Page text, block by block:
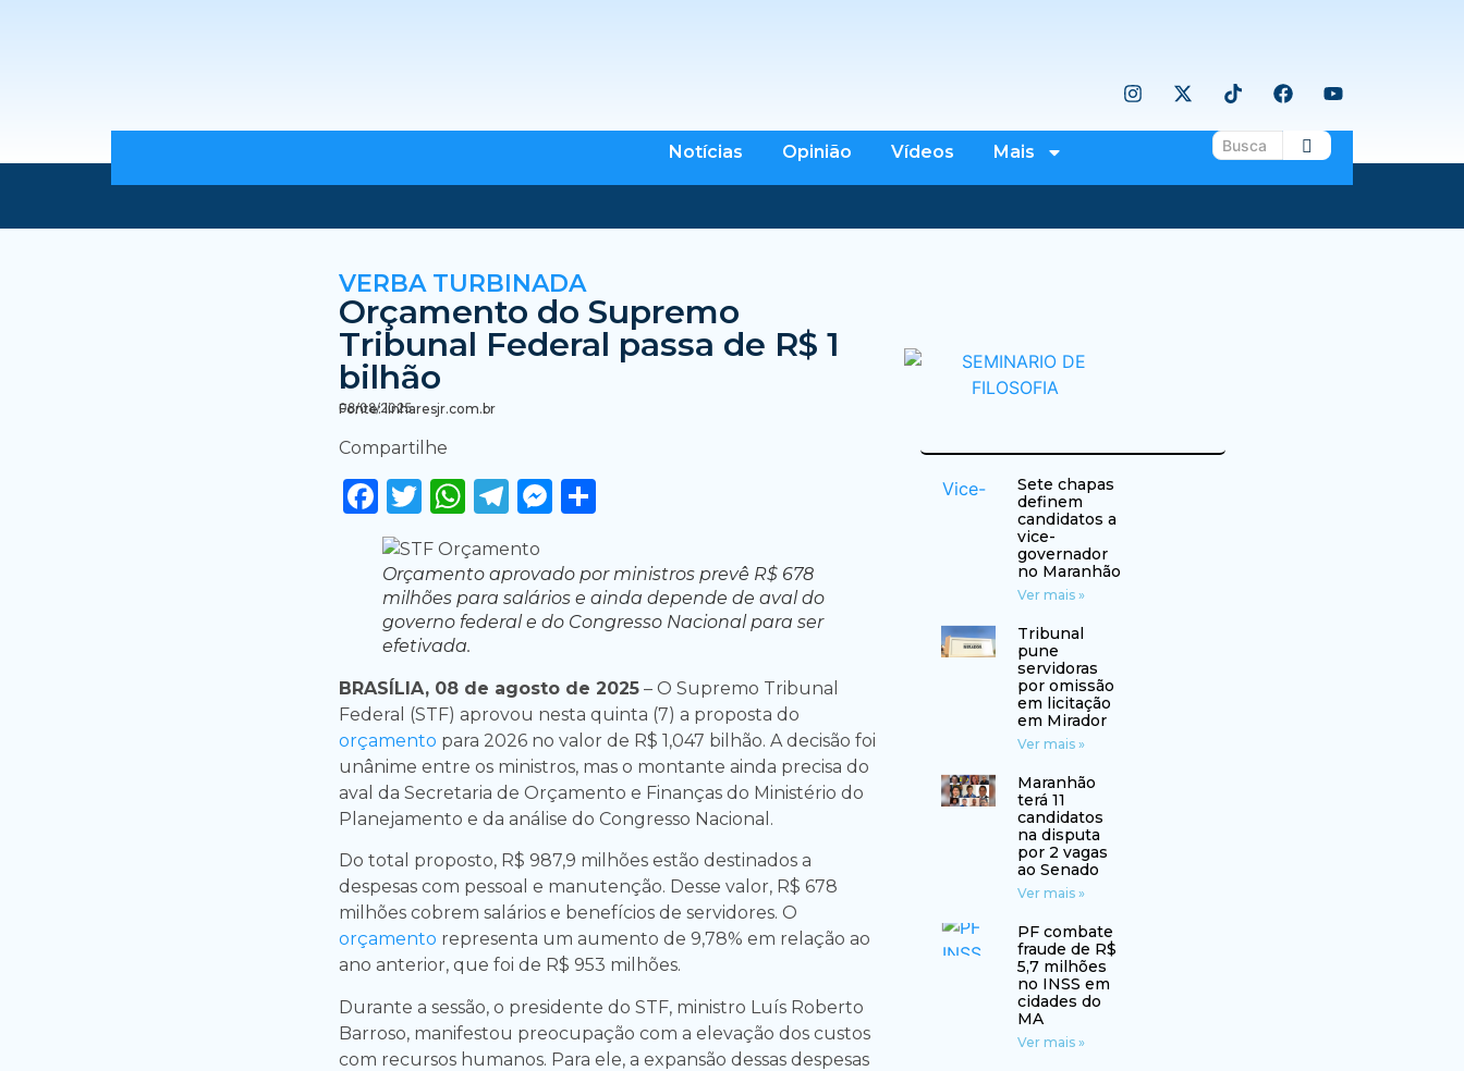
Notícias Opinião Vídeos Mais
VERBA TURBINADA
Orçamento do Supremo
Tribunal Federal passa de R$ 1
bilhão
Fonte: linharesjr.com.br
08/08/2025
Compartilhe
Facebook
Twitter
WhatsApp
Telegram
Messenger
Orçamento aprovado por ministros prevê R$ 678
milhões para salários e ainda depende de aval do
governo federal e do Congresso Nacional para ser
efetivada.
BRASÍLIA, 08 de agosto de 2025 – O Supremo Tribunal
Federal (STF) aprovou nesta quinta (7) a proposta do
orçamento para 2026 no valor de R$ 1,047 bilhão. A decisão foi
unânime entre os ministros, mas o montante ainda precisa do
aval da Secretaria de Orçamento e Finanças do Ministério do
Planejamento e da análise do Congresso Nacional.
Do total proposto, R$ 987,9 milhões estão destinados a
despesas com pessoal e manutenção. Desse valor, R$ 678
milhões cobrem salários e benefícios de servidores. O
orçamento representa um aumento de 9,78% em relação ao
ano anterior, que foi de R$ 953 milhões.
Durante a sessão, o presidente do STF, ministro Luís Roberto
Barroso, manifestou preocupação com a elevação dos custos
com recursos humanos. Para ele, a expansão dessas despesas
Sete chapas
definem
candidatos a
vice-
governador
no Maranhão
Ver mais »
Tribunal
pune
servidoras
por omissão
em licitação
em Mirador
Ver mais »
Maranhão
terá 11
candidatos
na disputa
por 2 vagas
ao Senado
Ver mais »
PF combate
fraude de R$
5,7 milhões
no INSS em
cidades do
MA
Ver mais »